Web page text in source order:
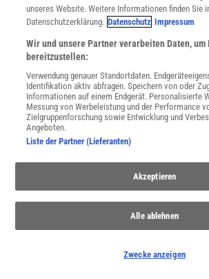
Das Astronomiemuseum in Sonneberg lädt
Sonderausstellung ein.
QUIZ
unseres Website. Weitere Informationen finden Sie
Datenschutzerklärung. Datenschutz Impressum
Wir und unsere Partner verarbeiten Daten, um
bereitzustellen:
Verwendung genauer Standortdaten.
Identifikation aktiv abfragen. Speichern von oder
Informationen auf einem Endgerät. Personalisierte
Messung von Werbeleistung und der Performance
Zielgruppenforschung sowie Entwicklung und
Angeboten.
Liste der Partner (Lieferanten)
Akzeptieren
Alle ablehnen
Zwecke anzeigen